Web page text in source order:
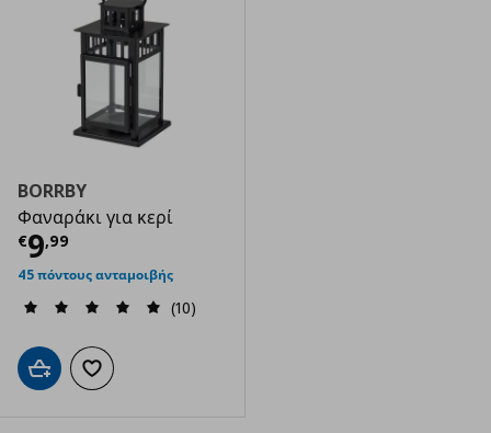
BORRBY
Φαναράκι για κερί
€9,99
Τρέχουσα τιμή
45 πόντους ανταμοιβής
(10)
Προσθήκη στο καλάθι
Προσθήκη στα αγαπημένα